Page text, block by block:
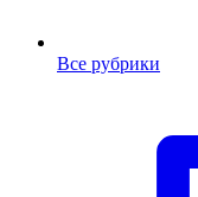
Все рубрики